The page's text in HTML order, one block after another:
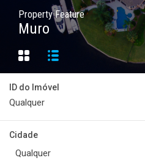
Property Feature
Muro
ID do Imóvel
Cidade
Qualquer